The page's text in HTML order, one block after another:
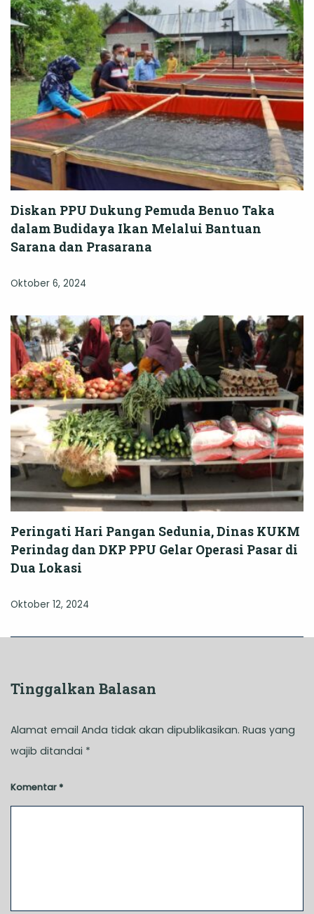
Diskan PPU Dukung Pemuda Benuo Taka
dalam Budidaya Ikan Melalui Bantuan
Sarana dan Prasarana
Oktober 6, 2024
Peringati Hari Pangan Sedunia, Dinas KUKM
Perindag dan DKP PPU Gelar Operasi Pasar di
Dua Lokasi
Oktober 12, 2024
Tinggalkan Balasan
Alamat email Anda tidak akan dipublikasikan. Ruas yang
wajib ditandai *
Komentar *